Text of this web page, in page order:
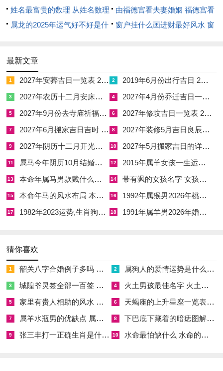
入学择日非独看黄历。居家与学堂之方位布置亦能改运。丙午年
四月三煞在南，太岁在午，故家中南方忌动土，钉钉、敲打，尤
痛，失眠、与师长顶撞。若书房恰在住宅南方，则需用黑色窗
帘，放置一盆清水或铜质摆件，以金生水，水克火。
太岁方宜静不宜动。年初可在正南贴「太岁镇守」符或摆放祥安
阁五帝钱，又辰月之天德方在西北（戌位），可于书桌西北角供
切勿轻忽。
其一，入学当日忌食牛肉，狗肉或马肉；丙午年午属马，食马肉
物，火旺之岁再加火色，火炎克金，金主肺与声带，易造成咳嗽
制火，白属金可生水。
其三，入学途中忌路过寺庙、殡仪馆或正在施工之地。寺庙阴气
重，火年火月遇阴则成燥热之邪，学子易做噩梦；施工地动土犯
土府，主注意力涣散，若无法绕行，则需在书包内放一包朱砂
（红纸包裹）或随身携带铜钱五枚。其四，入学当日清晨，家长
不可争吵、责骂孩子。辰月为天罗，争吵则罗网收紧，主孩子入
间有条线沟好不好
从哪里看
姓名最富贵的数理 从姓名数理
看富豪
由福德宫看夫妻婚姻 福德宫看
配偶生肖
属龙的2025年运气好不好是什
2025年属龙人的全年运势
窗户挂什么画进财最好风水 窗
最新文章
1 2027年安葬吉日一览表 2027年12月安葬吉日一览表 2 2019年6月份出行吉日 2027年6月出行吉日一览表
3 2027年农历十二月安床吉日 2027年正月安床吉日吉时查询 4 2027年4月份乔迁吉日一览表 2027年4月乔迁吉日吉时查询
5 2027年9月份去寺庙祈福的日子 2027年5月去寺庙吉日一览表 6 2027年修坟吉日一览表 2027年农历2月修坟吉日一览表
7 2027年6月搬家吉日吉时 2027年农历6月搬家吉日一览表 8 2027年装修5月吉日良辰查询表 2027年农历5月装修吉日一览表
9 2027年阴历十二月开光吉日 2027年12月开光吉日一览表 10 2027年5月搬家吉日的详细解释 2027年5月搬家吉日吉时查询
11 属马今年阴历10月结婚好吗 属马还有几年本命年结婚呢好吗 12 2015年属羊女孩一生运势 2015年属羊女2026年健康运好吗
13 本命年属马男款戴什么财神 本命年属马男士戴什么好一点 14 带有飒的女孩名字 女孩取名字带飒字有什么名字好听
15 本命年马的风水布局 本命年马的佛像怎么摆放 16 1992年属猴男2026年桃花运 1992年属猴男2026年感情运如何
17 1982年2023运势,生肖狗1982年2023运势 18 1991年属羊男2026年婚姻运势 1991年属羊男2026年感情运如何
猜你喜欢
1 韶关八字合婚例子多吗 韶关八字测风水 2 属狗人的爱情运势是什么意思 属狗的人爱情观
3 城隍爷灵签全部一百签 城隍爷灵签解签大全 4 火土男孩最佳名字 火土属性的字男孩名字有哪些
5 家里有贵人相助的风水 家里有贵人是什么意思 6 天蝎座的上升星座一览表 天蝎座的上升星座查询
7 属羊水瓶男的优缺点 属羊水瓶座男生性格爱情观 8 下巴底下藏着的暗痣图解 下巴尖底下有痣代表什么
9 张三丰打一正确生肖是什么意思 张三丰是指什么生肖 10 水命最怕缺什么 水命的人忌什么